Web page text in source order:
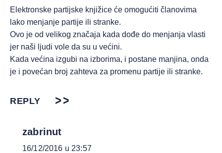
Elektronske partijske knjižice će omogućiti članovima
lako menjanje partije ili stranke.
Ovo je od velikog značaja kada dođe do menjanja vlasti
jer naši ljudi vole da su u većini.
Kada većina izgubi na izborima, i postane manjina, onda
je i povećan broj zahteva za promenu partije ili stranke.
REPLY
zabrinut
16/12/2016 u 23:57